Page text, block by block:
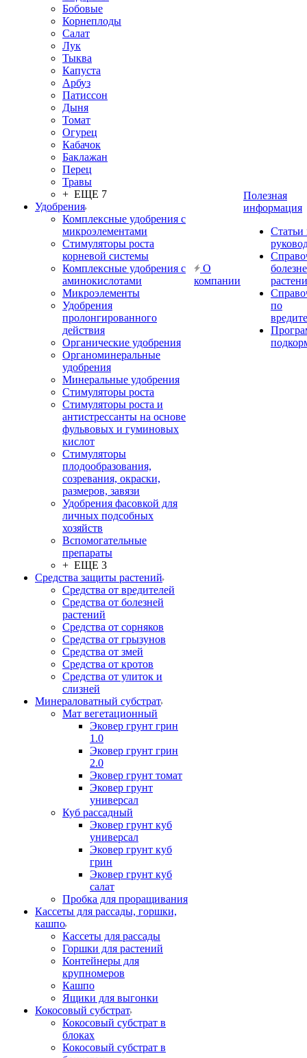
Бобовые
Корнеплоды
Салат
Лук
Тыква
Капуста
Арбуз
Патиссон
Дыня
Томат
Огурец
Кабачок
Баклажан
Перец
Травы
+ ЕЩЕ 7
Удобрения
Комплексные удобрения с
микроэлементами
Стимуляторы роста
корневой системы
Комплексные удобрения с
аминокислотами
Микроэлементы
Удобрения
пролонгированного
действия
Органические удобрения
Органоминеральные
удобрения
Минеральные удобрения
Стимуляторы роста
Стимуляторы роста и
антистрессанты на основе
фульвовых и гуминовых
кислот
Стимуляторы
плодообразования,
созревания, окраски,
размеров, завязи
Удобрения фасовкой для
личных подсобных
хозяйств
Вспомогательные
препараты
+ ЕЩЕ 3
Средства защиты растений
Средства от вредителей
Средства от болезней
растений
Средства от сорняков
Средства от грызунов
Средства от змей
Средства от кротов
Средства от улиток и
слизней
Минераловатный субстрат
Мат вегетационный
Эковер грунт грин
1.0
Эковер грунт грин
2.0
Эковер грунт томат
Эковер грунт
универсал
Куб рассадный
Эковер грунт куб
универсал
Эковер грунт куб
грин
Эковер грунт куб
салат
Пробка для проращивания
Кассеты для рассады, горшки,
кашпо
Кассеты для рассады
Горшки для растений
Контейнеры для
крупномеров
Кашпо
Ящики для выгонки
Кокосовый субстрат
Кокосовый субстрат в
блоках
Кокосовый субстрат в
О
компании
Полезная
информация
Статьи
по